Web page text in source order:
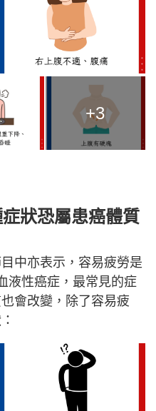
+3
狀恐屬患癌體質
中亦表示，容易疲勞是
性癌症，最常見的症
會改變，除了容易疲